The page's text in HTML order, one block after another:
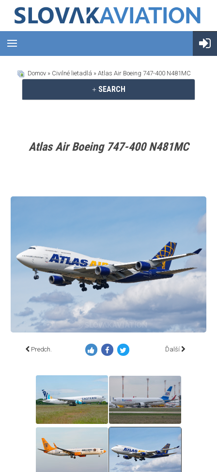
Domov » Civilné lietadlá » Atlas Air Boeing 747-400 N481MC
SEARCH
Atlas Air Boeing 747-400 N481MC
Predch. Ďalší